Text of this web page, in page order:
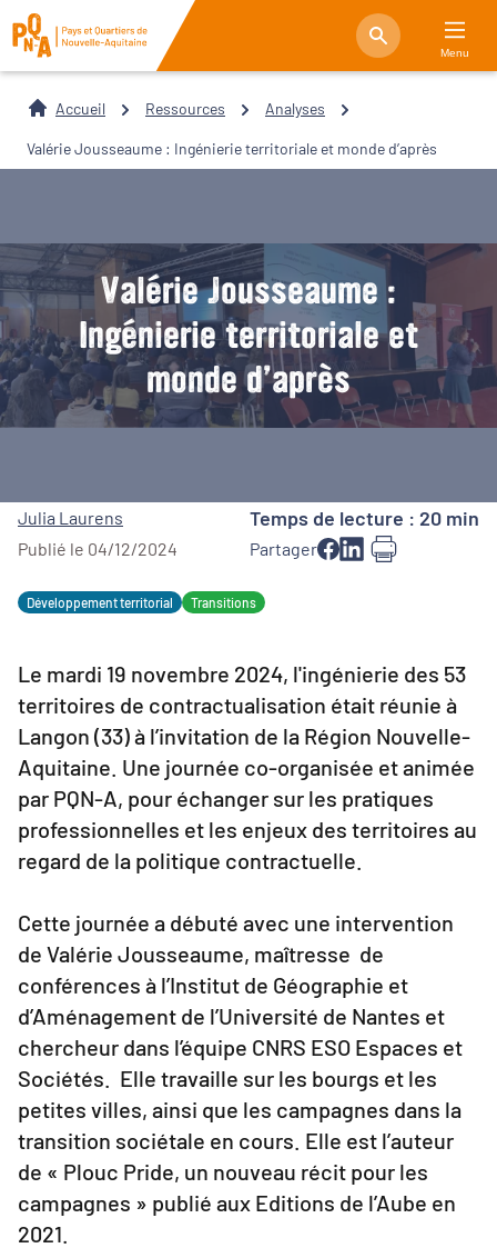
Menu
Accueil Ressources Analyses
Valérie Jousseaume : Ingénierie territoriale et monde d’après
Valérie Jousseaume :
Ingénierie territoriale et
monde d’après
Julia Laurens
Publié le 04/12/2024
Temps de lecture : 20 min
Partager
Développement territorial Transitions
Le mardi 19 novembre 2024, l'ingénierie des 53
territoires de contractualisation était réunie à
Langon (33) à l’invitation de la Région Nouvelle-
Aquitaine. Une journée co-organisée et animée
par PQN-A, pour échanger sur les pratiques
professionnelles et les enjeux des territoires au
regard de la politique contractuelle.
Cette journée a débuté avec une intervention
de Valérie Jousseaume, maîtresse de
conférences à l’Institut de Géographie et
d’Aménagement de l’Université de Nantes et
chercheur dans l’équipe CNRS ESO Espaces et
Sociétés. Elle travaille sur les bourgs et les
petites villes, ainsi que les campagnes dans la
transition sociétale en cours. Elle est l’auteur
de « Plouc Pride, un nouveau récit pour les
campagnes » publié aux Editions de l’Aube en
2021.